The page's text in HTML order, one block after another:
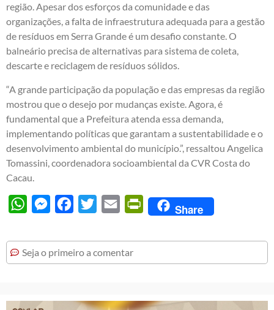
região. Apesar dos esforços da comunidade e das
organizações, a falta de infraestrutura adequada para a gestão
de resíduos em Serra Grande é um desafio constante. O
balneário precisa de alternativas para sistema de coleta,
descarte e reciclagem de resíduos sólidos.
“A grande participação da população e das empresas da região
mostrou que o desejo por mudanças existe. Agora, é
fundamental que a Prefeitura atenda essa demanda,
implementando políticas que garantam a sustentabilidade e o
desenvolvimento ambiental do município.”, ressaltou Angelica
Tomassini, coordenadora socioambiental da CVR Costa do
Cacau.
WhatsAppMessengerFacebook
Twitter Email PrintFriendly
Share
Seja o primeiro a comentar